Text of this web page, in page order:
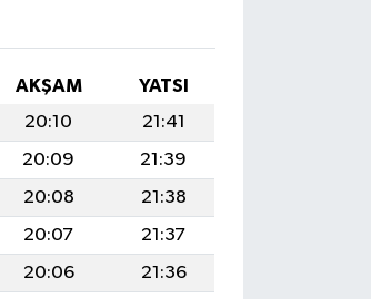
AKŞAM
YATSI
20:10
21:41
20:09
21:39
20:08
21:38
20:07
21:37
20:06
21:36